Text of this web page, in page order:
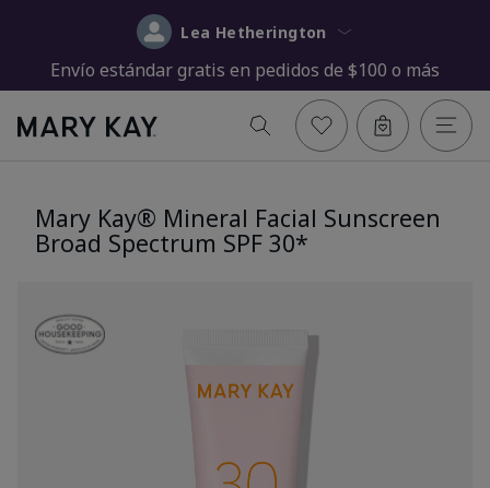
Lea Hetherington
Envío estándar gratis en pedidos de $100 o más
Mary Kay® Mineral Facial Sunscreen
Broad Spectrum SPF 30*